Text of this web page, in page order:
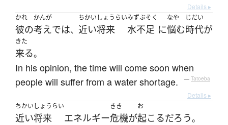
Details ▸
かれ
彼の
かんが
考えでは、
ちかいしょうらい
近い将来
みずぶそく
水不足 に
なや
悩む
じだい
時代が
きた
来る。
In his opinion, the time will come soon when
people will suffer from a water shortage.
— Tatoeba
Details ▸
ちかいしょうらい
近い将来 エネルギー
きき
危機が
お
起こるだろう。